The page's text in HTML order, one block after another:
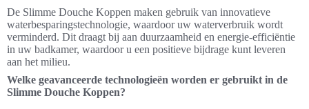
De Slimme Douche Koppen maken gebruik van innovatieve
waterbesparingstechnologie, waardoor uw waterverbruik wordt
verminderd. Dit draagt bij aan duurzaamheid en energie-efficiëntie
in uw badkamer, waardoor u een positieve bijdrage kunt leveren
aan het milieu.
Welke geavanceerde technologieën worden er gebruikt in de
Slimme Douche Koppen?